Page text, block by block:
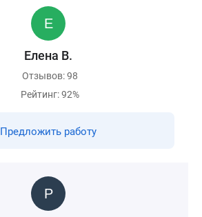
Елена В.
Отзывов: 98
Рейтинг: 92%
Предложить работу